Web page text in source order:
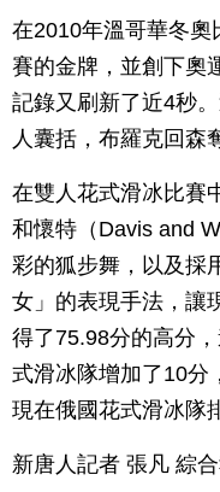
在2010年溫哥華冬奧
賽的金牌，並創下奧
記錄又刷新了近4秒
人囊括，布羅克回森
在雙人花式滑冰比賽
和懷特（Davis and
彩的狐步舞，以及採
女」的表現手法，讓
得了75.98分的高分
式滑冰隊增加了10分
現在俄國花式滑冰隊
新唐人記者 張凡 綜